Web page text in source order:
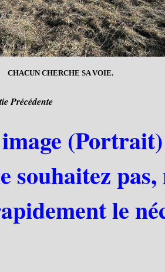
CHACUN CHERCHE SA VOIE.
Précédente
souhaitez
le